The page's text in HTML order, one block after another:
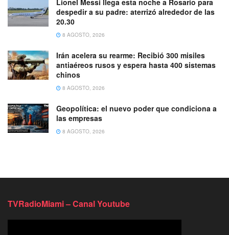
despedir a su padre: aterrizó alrededor de las
20.30
8 AGOSTO, 2026
Irán acelera su rearme: Recibió 300 misiles
antiaéreos rusos y espera hasta 400 sistemas
chinos
8 AGOSTO, 2026
Geopolítica: el nuevo poder que condiciona a
las empresas
8 AGOSTO, 2026
TVRadioMiami – Canal Youtube